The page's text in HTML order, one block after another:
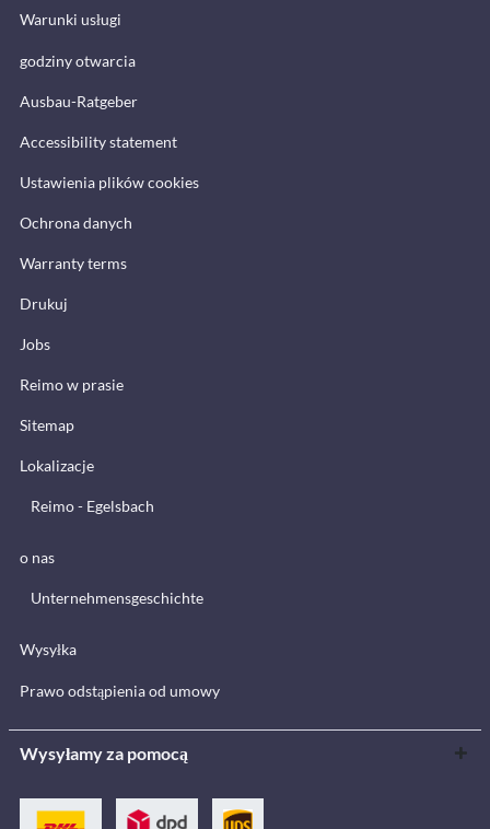
Warunki usługi
godziny otwarcia
Ausbau-Ratgeber
Accessibility statement
Ustawienia plików cookies
Ochrona danych
Warranty terms
Drukuj
Jobs
Reimo w prasie
Sitemap
Lokalizacje
Reimo - Egelsbach
o nas
Unternehmensgeschichte
Wysyłka
Prawo odstąpienia od umowy
Wysyłamy za pomocą